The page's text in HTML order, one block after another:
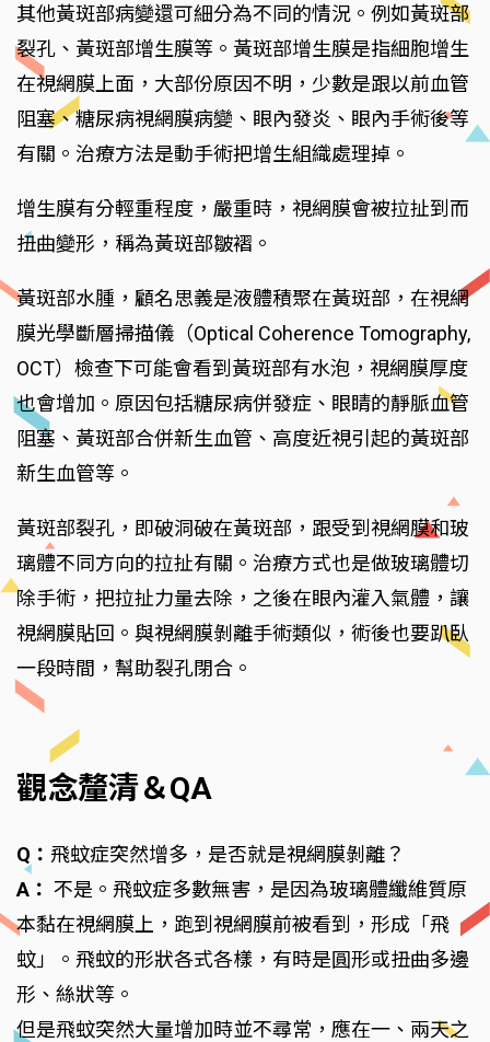
其他黃斑部病變還可細分為不同的情況。例如黃斑部
裂孔、黃斑部增生膜等。黃斑部增生膜是指細胞增生
在視網膜上面，大部份原因不明，少數是跟以前血管
阻塞、糖尿病視網膜病變、眼內發炎、眼內手術後等
有關。治療方法是動手術把增生組織處理掉。
增生膜有分輕重程度，嚴重時，視網膜會被拉扯到而
扭曲變形，稱為黃斑部皺褶。
黃斑部水腫，顧名思義是液體積聚在黃斑部，在視網
膜光學斷層掃描儀（Optical Coherence Tomography,
OCT）檢查下可能會看到黃斑部有水泡，視網膜厚度
也會增加。原因包括糖尿病併發症、眼睛的靜脈血管
阻塞、黃斑部合併新生血管、高度近視引起的黃斑部
新生血管等。
黃斑部裂孔，即破洞破在黃斑部，跟受到視網膜和玻
璃體不同方向的拉扯有關。治療方式也是做玻璃體切
除手術，把拉扯力量去除，之後在眼內灌入氣體，讓
視網膜貼回。與視網膜剝離手術類似，術後也要趴臥
一段時間，幫助裂孔閉合。
觀念釐清＆QA
Q： 飛蚊症突然增多，是否就是視網膜剝離？
A： 不是。飛蚊症多數無害，是因為玻璃體纖維質原
本黏在視網膜上，跑到視網膜前被看到，形成「飛
蚊」。飛蚊的形狀各式各樣，有時是圓形或扭曲多邊
形、絲狀等。
但是飛蚊突然大量增加時並不尋常，應在一、兩天之